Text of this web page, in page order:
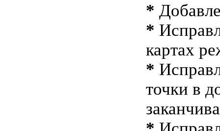
*
*
картах
*
точки в